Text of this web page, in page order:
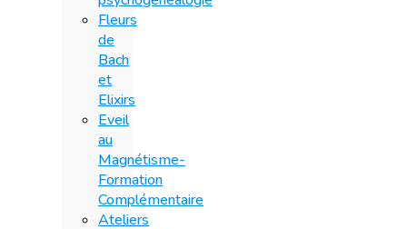
Fleurs
de
Bach
et
Elixirs
Eveil
au
Magnétisme-
Formation
Complémentaire
Ateliers